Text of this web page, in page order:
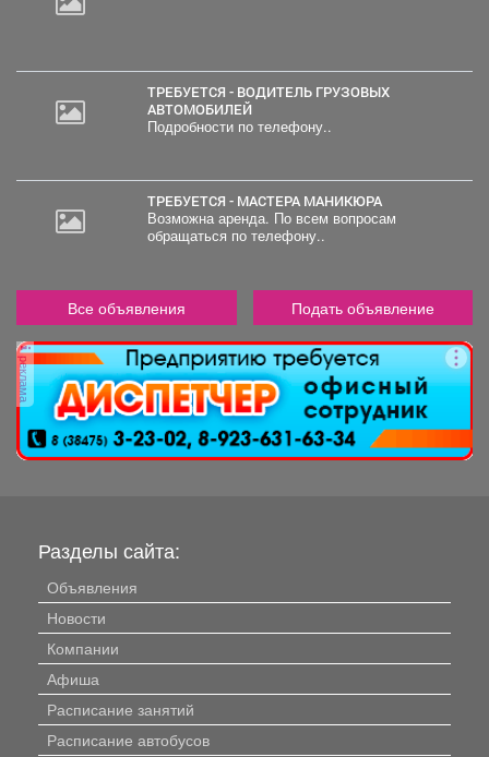
ТРЕБУЕТСЯ - ВОДИТЕЛЬ ГРУЗОВЫХ
АВТОМОБИЛЕЙ
Подробности по телефону..
ТРЕБУЕТСЯ - МАСТЕРА МАНИКЮРА
Возможна аренда. По всем вопросам
обращаться по телефону..
Все объявления Подать объявление
реклама
Разделы сайта:
Объявления
Новости
Компании
Афиша
Расписание занятий
Расписание автобусов